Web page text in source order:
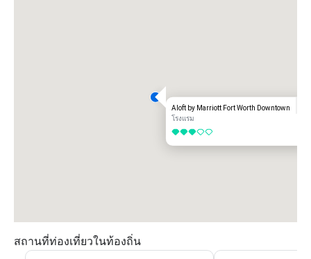
Aloft by Marriott Fort Worth Downtown
โรงแรม
3 จาก 5
สถานที่ท่องเที่ยวในท้องถิ่น